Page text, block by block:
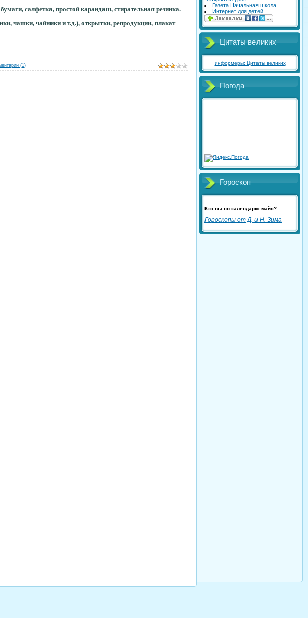
салфетка, простой карандаш, стирательная резинка.
чашки, чайники и т.д.), открытки, репродукции, плакат
(1)
Газета Начальная школа
Интернет для детей
Цитаты великих
информеры: Цитаты великих
Погода
Гороскоп
Кто вы по календарю майя?
Гороскопы от Д. и Н. Зима